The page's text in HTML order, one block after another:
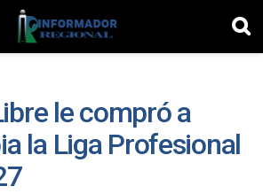
le compró a
la Liga Profesional